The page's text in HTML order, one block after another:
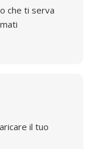
che ti serva
il tuo